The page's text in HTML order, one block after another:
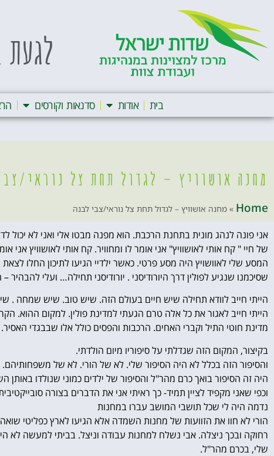
בית אודות סדנאות וקורסים
מחנה אושוויץ – לגדול תחת צל נוראי/
Home
» מחנה אושוויץ – לגדול תחת צל נוראי/צבי לבנה
אני פונה לנהג מונית בתחנת הרכבת. הוא מפנה מבטו אלי ואני לא
של חיי " קח אותי לאושוויץ" אני אומר לו ומחוויר. קח אותי לאושוויץ אני
המסע שלי לאוושויץ היה מסע פרטי. כאשר ילדיי הגיעו לתיכון החלו
שסיכמנו שנגיע לפולין דרך היורודיסני . יורודיסני תחילה… ועלי
הייתי חייב לוודא תחילה שיש חיים בעולם הזה. שיש טוב. שיש שמחה .
הייתי חייב לאגור את כל אלה טרם הגעתי למדינת פולין. למקום ההוא.
מדינת חוטי התיל וקברי האחים. הרכבות והפסים כולל אלו שבבגדי האסיר.
בקיצור, המקום הזה שגדלתי על סיפוריו מיום הולדתי.
והסיפור הזה בכלל לא היה הסיפור שלי. לא של הורי. לא של משפחותיהם.
היה זה הסיפור בואך כרם מהר"ל והסיפור של ילדים כמוני שנולדו
וכפי שאני מקפיד לציין תמיד- כך ראיתי אני את הדברים בצורה
נדמה היה לי שכל תושבי המושב עברו במחנות
הורי לא חוו את הזוועות של מחנות השמדה אלא הגיעו לארץ כפליטי
רחוקה ובכך ניצלה. אבי נשלח למחנות עבודה וניצל. בביתי למעשה לא
שלי, בכרם מהר"ל.